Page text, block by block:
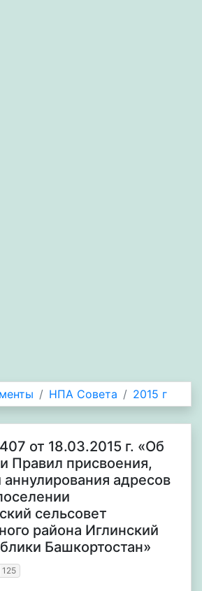
НПА Совета 2015 г
от 18.03.2015 г. «Об
Правил присвоения,
адресов
сельсовет
района Иглинский
Башкортостан»
125